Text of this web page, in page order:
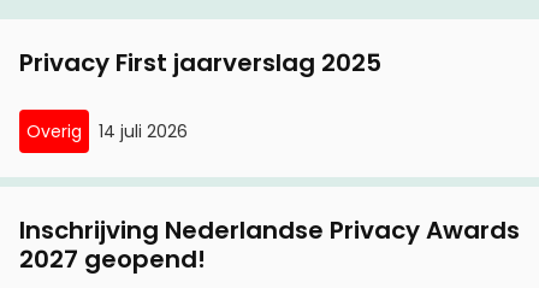
Privacy First jaarverslag 2025
Overig 14 juli 2026
Inschrijving Nederlandse Privacy Awards
2027 geopend!